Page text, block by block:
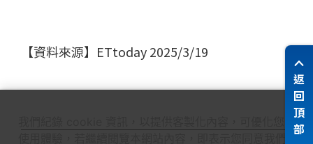
【資料來源】ETtoday 2025/3/19
返
回
頂
部
我們紀錄 cookie 資訊，以提供客製化內容，可優化您的